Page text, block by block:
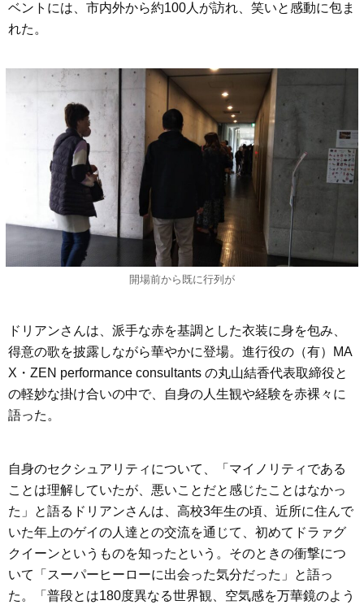
ベントには、市内外から約100人が訪れ、笑いと感動に包ま
れた。
開場前から既に行列が
ドリアンさんは、派手な赤を基調とした衣装に身を包み、
得意の歌を披露しながら華やかに登場。進行役の（有）MA
X・ZEN performance consultants の丸山結香代表取締役と
の軽妙な掛け合いの中で、自身の人生観や経験を赤裸々に
語った。
自身のセクシュアリティについて、「マイノリティである
ことは理解していたが、悪いことだと感じたことはなかっ
た」と語るドリアンさんは、高校3年生の頃、近所に住んで
いた年上のゲイの人達との交流を通じて、初めてドラァグ
クイーンというものを知ったという。そのときの衝撃につ
いて「スーパーヒーローに出会った気分だった」と語っ
た。「普段とは180度異なる世界観、空気感を万華鏡のよう